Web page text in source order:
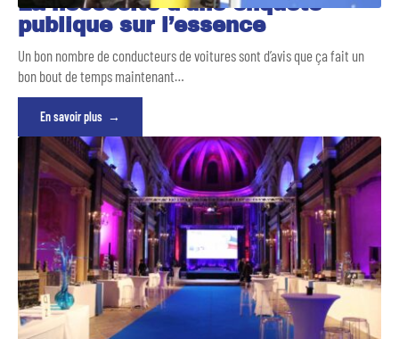
publique sur l’essence
Un bon nombre de conducteurs de voitures sont d’avis que ça fait un
bon bout de temps maintenant…
En savoir plus